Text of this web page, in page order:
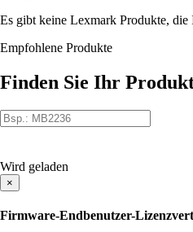
Es gibt keine Lexmark Produkte, die
Empfohlene Produkte
Finden Sie Ihr
Wird geladen
×
Firmware-Endbenutzer-